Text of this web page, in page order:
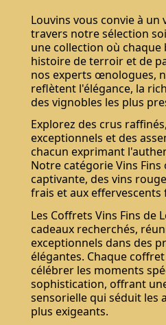
Louvins vous convie à un
travers notre sélection
une collection où
histoire de terroir et de
nos experts œnologues,
reflètent l'élégance, la
des vignobles les plus
Explorez des crus
exceptionnels et des
chacun exprimant
Notre catégorie Vins
captivante, des vins
frais et aux effervescents
Les Coffrets Vins Fins de
cadeaux recherchés,
exceptionnels dans des
élégantes. Chaque
célébrer les moments
sophistication, offrant
sensorielle qui séduit les
plus exigeants.